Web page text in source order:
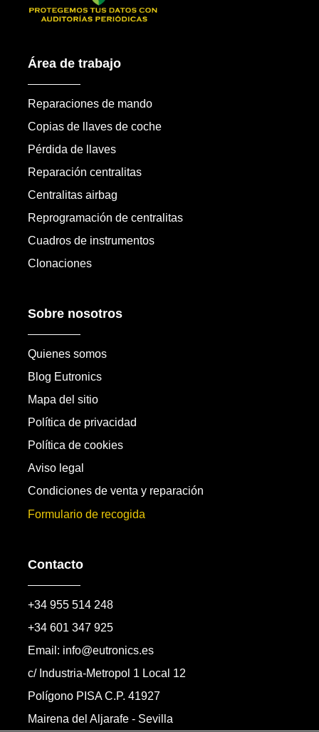
Área de trabajo
Reparaciones de mando
Copias de llaves de coche
Pérdida de llaves
Reparación centralitas
Centralitas airbag
Reprogramación de centralitas
Cuadros de instrumentos
Clonaciones
Sobre nosotros
Quienes somos
Blog Eutronics
Mapa del sitio
Política de privacidad
Política de cookies
Aviso legal
Condiciones de venta y reparación
Formulario de recogida
Contacto
+34 955 514 248
+34 601 347 925
Email: info@eutronics.es
c/ Industria-Metropol 1 Local 12
Polígono PISA C.P. 41927
Mairena del Aljarafe - Sevilla